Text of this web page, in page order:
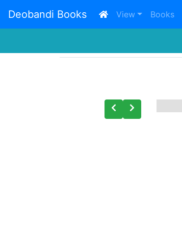
Deobandi Books (current)
View Books